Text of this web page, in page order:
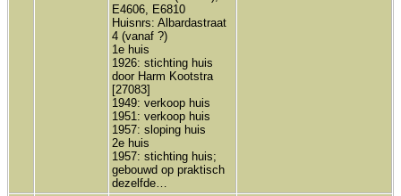
E4606, E6810
Huisnrs: Albardastraat
4 (vanaf ?)
1e huis
1926: stichting huis
door Harm Kootstra
[27083]
1949: verkoop huis
1951: verkoop huis
1957: sloping huis
2e huis
1957: stichting huis;
gebouwd op praktisch
dezelfde…